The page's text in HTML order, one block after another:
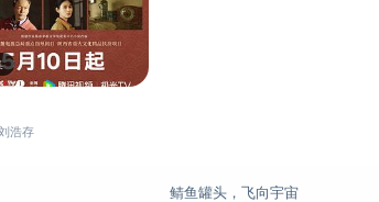
浩存
鲭鱼罐头，飞向宇宙